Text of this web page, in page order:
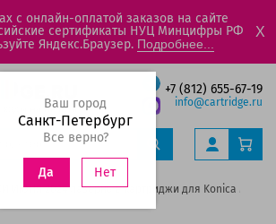
с онлайн-оплатой заказов на сайте
сертификаты НУЦ Минцифры РФ
Яндекс.Браузер. Подробнее...
X
+7 (812) 655-67-19
info@cartridge.ru
Ваш город
Санкт-Петербург
Все верно?
Да Нет
ИЮНЯ 2024 лазерные картриджи для Konica Minolta